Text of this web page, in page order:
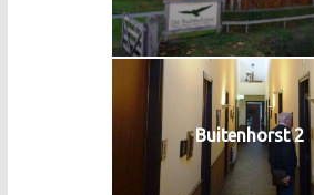
Buitenhorst 2